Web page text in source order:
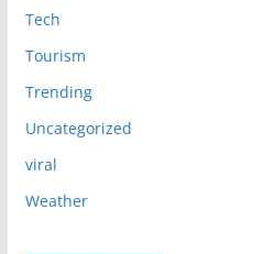
Tech
Tourism
Trending
Uncategorized
viral
Weather